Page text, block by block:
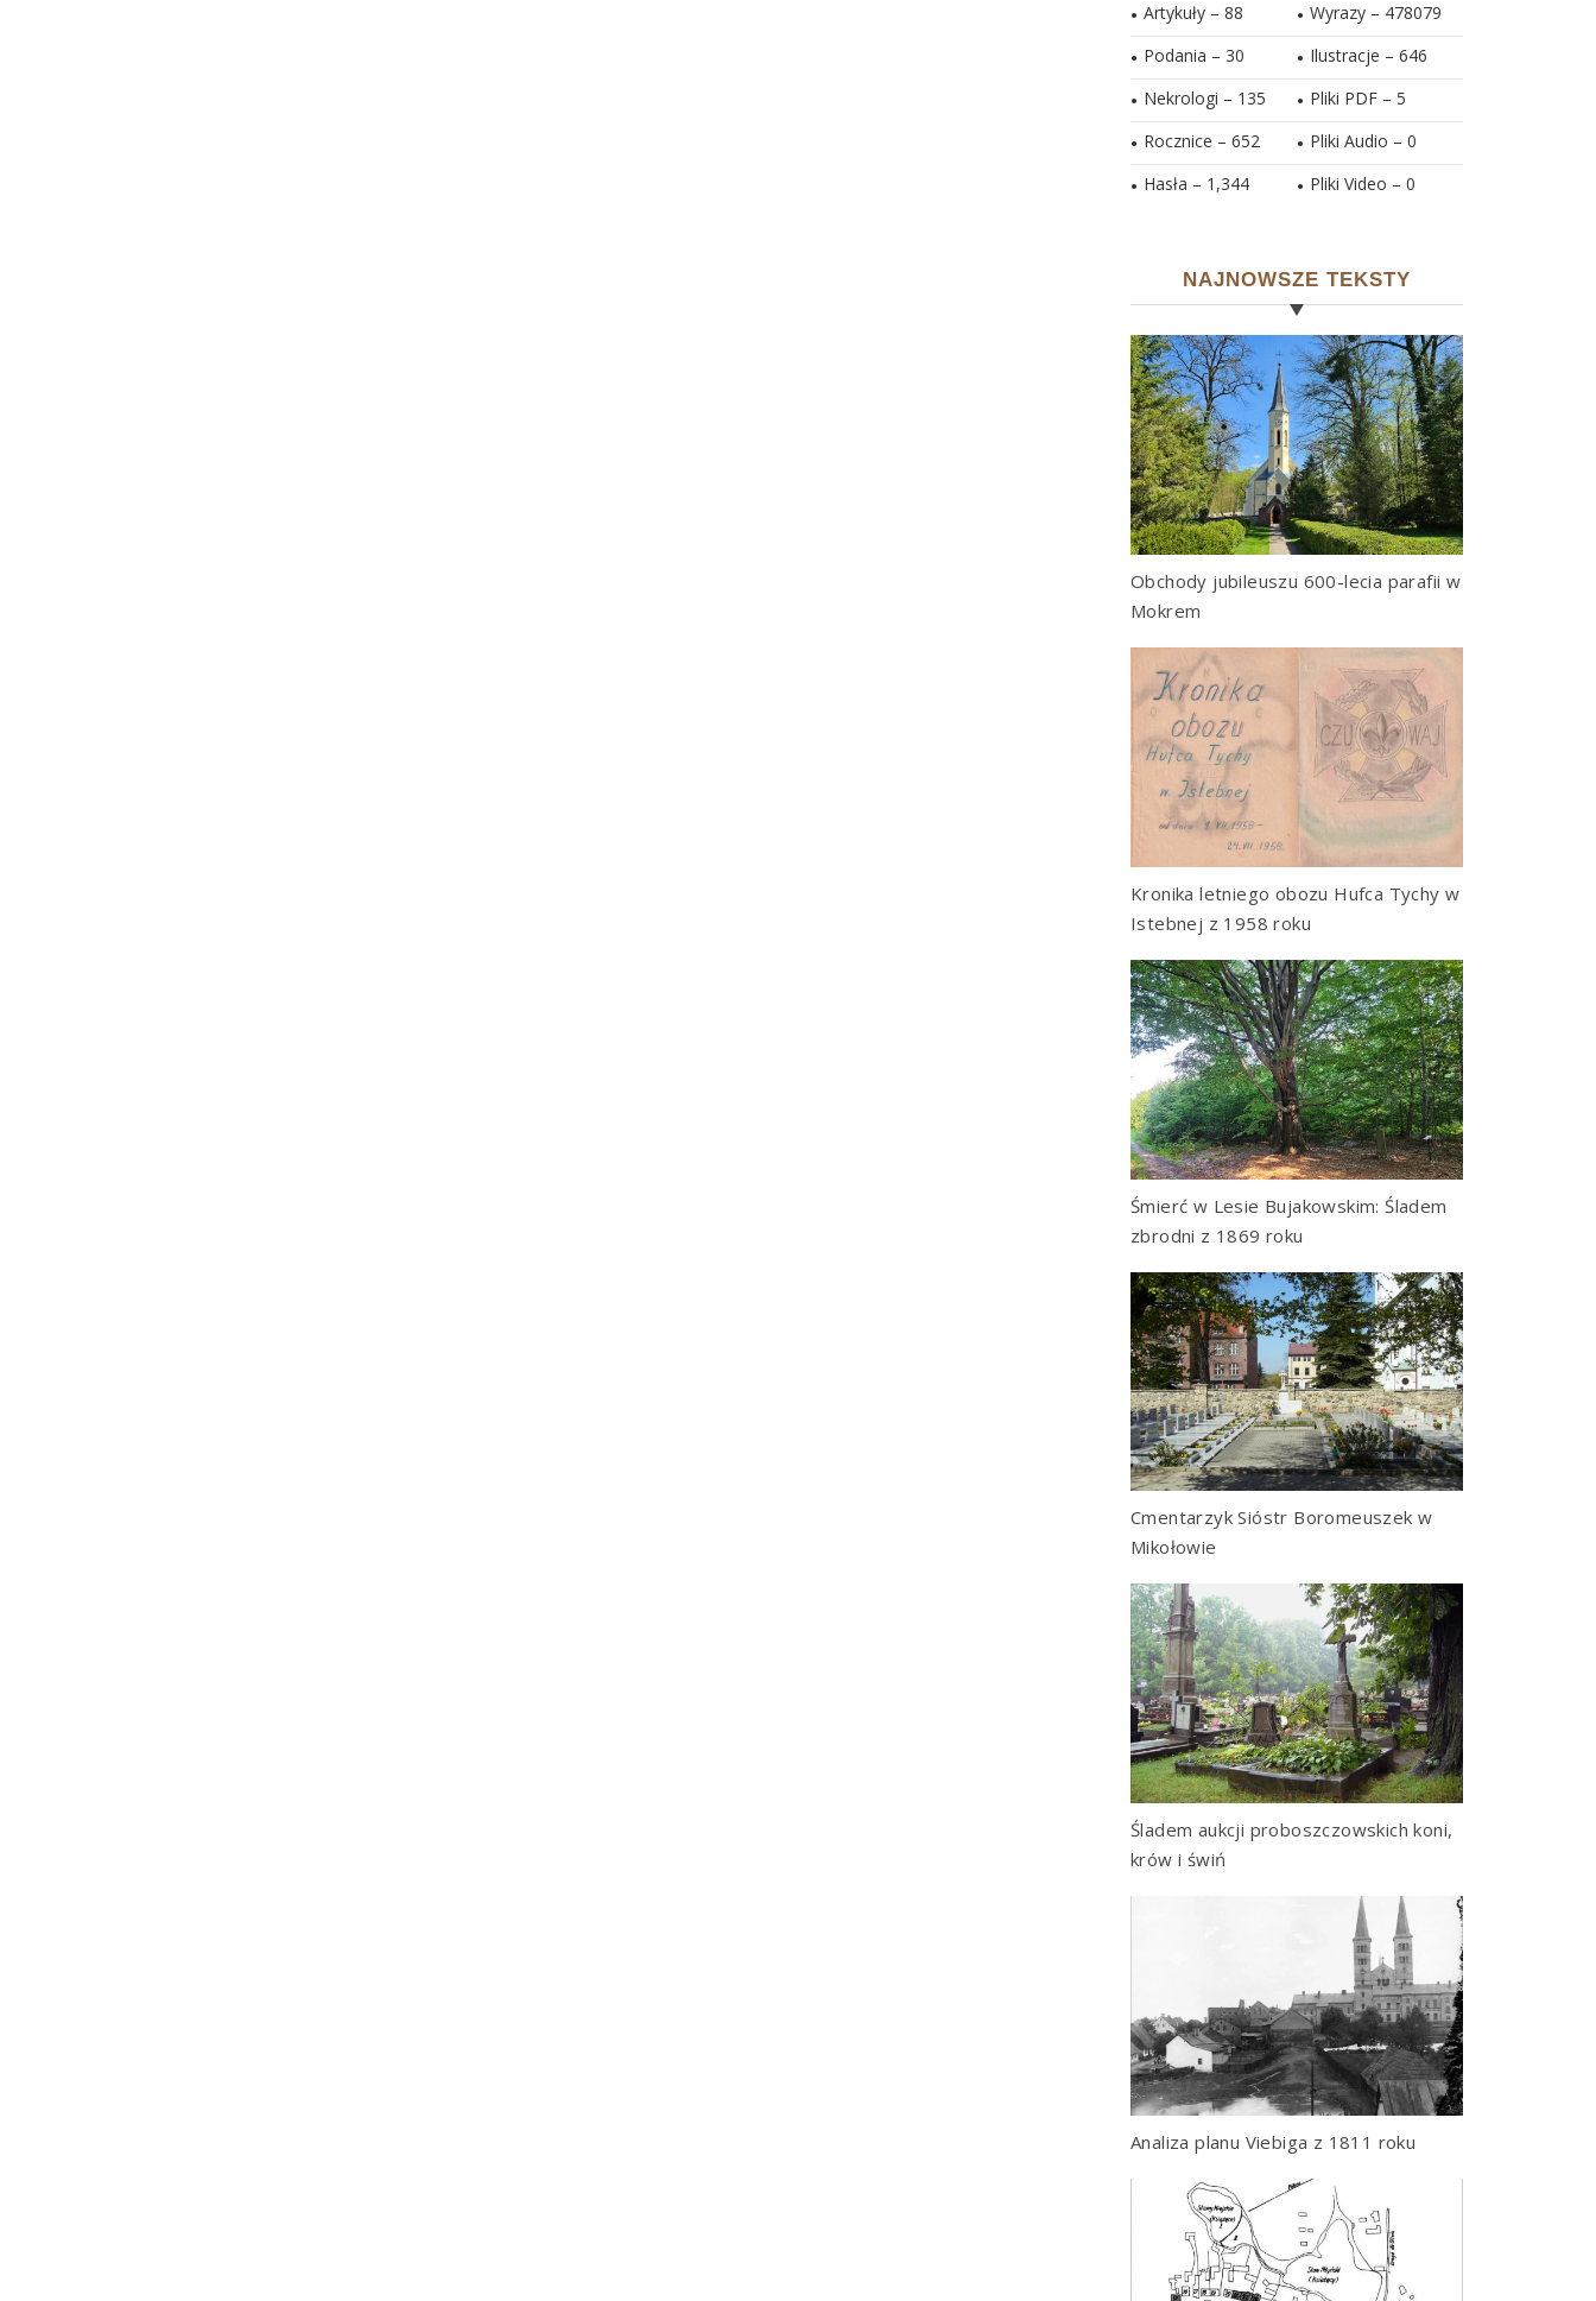
Artykuły – 88
Podania – 30
Nekrologi – 135
Rocznice – 652
Hasła – 1,344
Wyrazy – 478079
Ilustracje – 646
Pliki PDF – 5
Pliki Audio – 0
Pliki Video – 0
NAJNOWSZE TEKSTY
Obchody jubileuszu 600-lecia parafii w
Mokrem
Kronika letniego obozu Hufca Tychy w
Istebnej z 1958 roku
Śmierć w Lesie Bujakowskim: Śladem
zbrodni z 1869 roku
Cmentarzyk Sióstr Boromeuszek w
Mikołowie
Śladem aukcji proboszczowskich koni,
krów i świń
Analiza planu Viebiga z 1811 roku